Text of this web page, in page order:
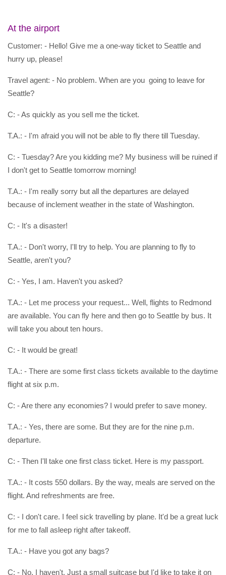
At the airport
Customer: - Hello! Give me a one-way ticket to Seattle and
hurry up, please!
Travel agent: - No problem. When are you going to leave for
Seattle?
C: - As quickly as you sell me the ticket.
T.A.: - I'm afraid you will not be able to fly there till Tuesday.
C: - Tuesday? Are you kidding me? My business will be ruined if
I don't get to Seattle tomorrow morning!
T.A.: - I'm really sorry but all the departures are delayed
because of inclement weather in the state of Washington.
C: - It's a disaster!
T.A.: - Don't worry, I'll try to help. You are planning to fly to
Seattle, aren't you?
C: - Yes, I am. Haven't you asked?
T.A.: - Let me process your request... Well, flights to Redmond
are available. You can fly here and then go to Seattle by bus. It
will take you about ten hours.
C: - It would be great!
T.A.: - There are some first class tickets available to the daytime
flight at six p.m.
C: - Are there any economies? I would prefer to save money.
T.A.: - Yes, there are some. But they are for the nine p.m.
departure.
C: - Then I'll take one first class ticket. Here is my passport.
T.A.: - It costs 550 dollars. By the way, meals are served on the
flight. And refreshments are free.
C: - I don't care. I feel sick travelling by plane. It'd be a great luck
for me to fall asleep right after takeoff.
T.A.: - Have you got any bags?
C: - No, I haven't. Just a small suitcase but I'd like to take it on